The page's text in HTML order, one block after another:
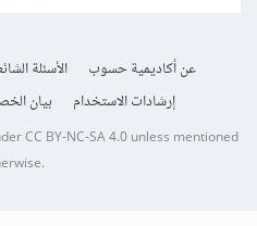
عن أكاديمية حسوب الأسئلة
إرشادات الاستخدام
بيان
CC BY-NC-SA 4.0unless mentioned